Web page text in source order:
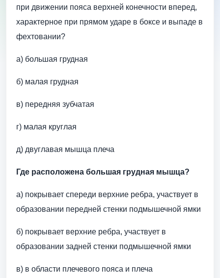
при движении пояса верхней конечности вперед,
характерное при прямом ударе в боксе и выпаде в
фехтовании?
а) большая грудная
б) малая грудная
в) передняя зубчатая
г) малая круглая
д) двуглавая мышца плеча
Где расположена большая грудная мышца?
а) покрывает спереди верхние ребра, участвует в
образовании передней стенки подмышечной ямки
б) покрывает верхние ребра, участвует в
образовании задней стенки подмышечной ямки
в) в области плечевого пояса и плеча